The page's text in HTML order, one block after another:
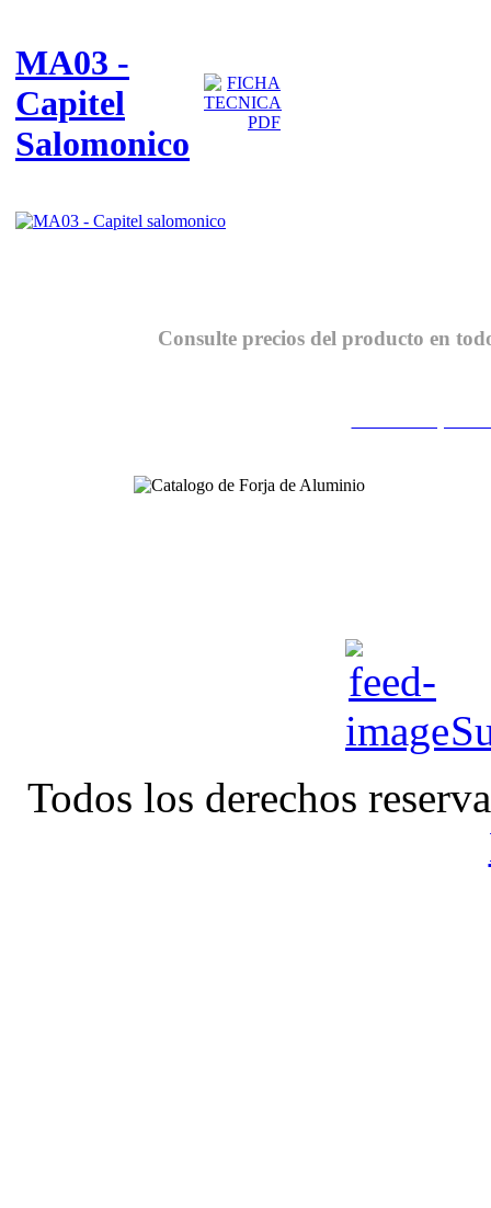
MA03 -
Capitel
Salomonico
Consulte precios del producto en
Todos los derechos